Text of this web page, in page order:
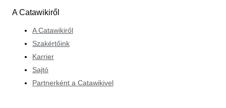
A Catawikiről
A Catawikiről
Szakértőink
Karrier
Sajtó
Partnerként a Catawikivel